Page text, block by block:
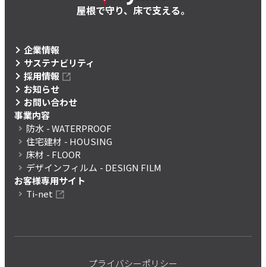
屋根で守り、床で支える。
企業情報
サステナビリティ
採用情報
お知らせ
お問い合わせ
事業内容
防水 - WATERPROOF
住宅建材 - HOUSING
床材 - FLOOR
デザインフィルム - DESIGN FILM
お客様専用サイト
Ti-net
プライバシーポリシー